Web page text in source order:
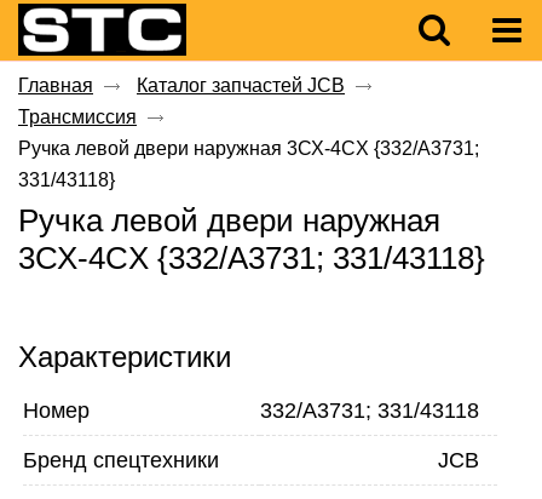
Главная
Каталог запчастей JCB
Трансмиссия
Ручка левой двери наружная 3СХ-4CX {332/A3731;
331/43118}
Ручка левой двери наружная
3СХ-4CX {332/A3731; 331/43118}
Характеристики
Номер 332/A3731; 331/43118
Бренд спецтехники JCB